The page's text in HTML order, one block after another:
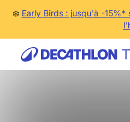
❄️ Early Birds : jusqu'à -15%*